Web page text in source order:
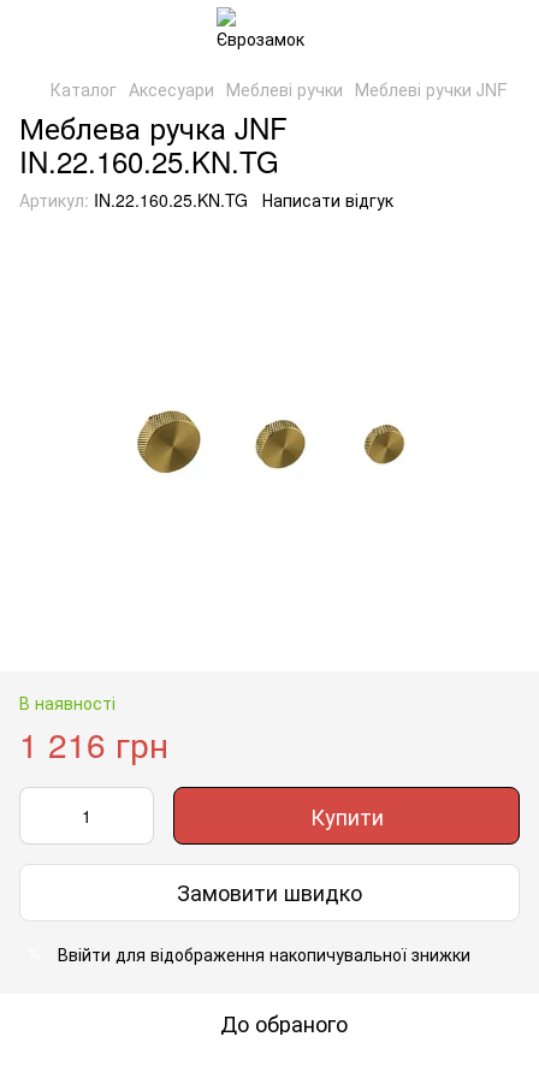
Каталог Аксесуари Меблеві ручки Меблеві ручки JNF
Меблева ручка JNF
IN.22.160.25.KN.TG
Артикул: IN.22.160.25.KN.TG Написати відгук
В наявності
1 216 грн
Купити
Замовити швидко
Ввійти для відображення накопичувальної знижки
До обраного